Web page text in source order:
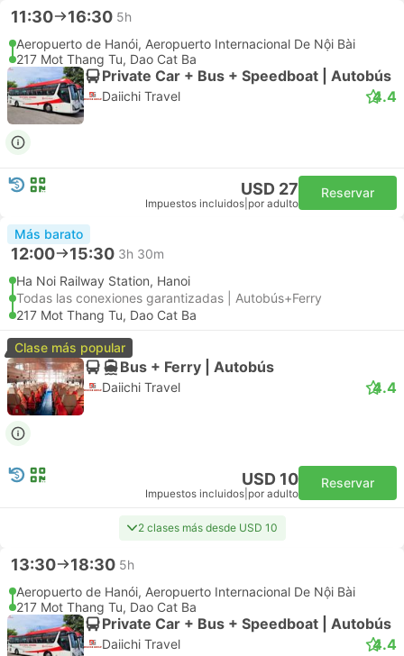
11:30 16:30 5h
Aeropuerto de Hanói, Aeropuerto Internacional De Nội Bài
217 Mot Thang Tu, Dao Cat Ba
Private Car + Bus + Speedboat | Autobús
Daiichi Travel 4.4
USD 27
Impuestos incluidos por adulto
Reservar
Más barato
12:00 15:30 3h 30m
Ha Noi Railway Station, Hanoi
Todas las conexiones garantizadas | Autobús+Ferry
217 Mot Thang Tu, Dao Cat Ba
Clase más popular
Bus + Ferry | Autobús
Daiichi Travel 4.4
USD 10
Impuestos incluidos por adulto
Reservar
2 clases más desde USD 10
13:30 18:30 5h
Aeropuerto de Hanói, Aeropuerto Internacional De Nội Bài
217 Mot Thang Tu, Dao Cat Ba
Private Car + Bus + Speedboat | Autobús
Daiichi Travel 4.4